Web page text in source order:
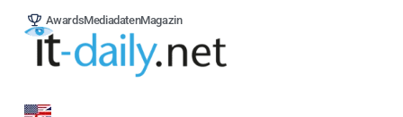
AwardsMediadatenMagazin